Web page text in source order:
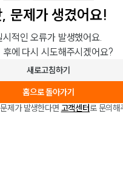
문제가 생겼어요!
시적인 오류가 발생했어요.
후에 다시 시도해주시겠어요?
새로고침하기
홈으로 돌아가기
제가 발생한다면 고객센터로 문의해